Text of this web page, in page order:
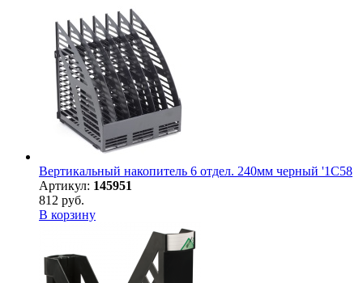
Вертикальный накопитель 6 отдел. 240мм черный '1C58
Артикул: 145951
812 руб.
В корзину